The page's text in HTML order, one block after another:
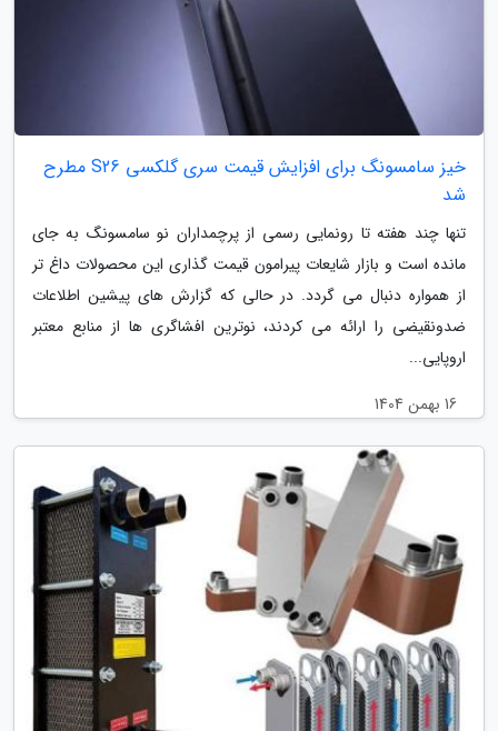
خیز سامسونگ برای افزایش قیمت سری گلکسی S26 مطرح
شد
تنها چند هفته تا رونمایی رسمی از پرچمداران نو سامسونگ به جای
مانده است و بازار شایعات پیرامون قیمت گذاری این محصولات داغ تر
از همواره دنبال می گردد. در حالی که گزارش های پیشین اطلاعات
ضدونقیضی را ارائه می کردند، نوترین افشاگری ها از منابع معتبر
اروپایی...
16 بهمن 1404